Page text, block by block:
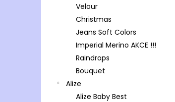
Velour
Christmas
Jeans Soft Colors
Imperial Merino AKCE !!!
Raindrops
Bouquet
Alize
Alize Baby Best